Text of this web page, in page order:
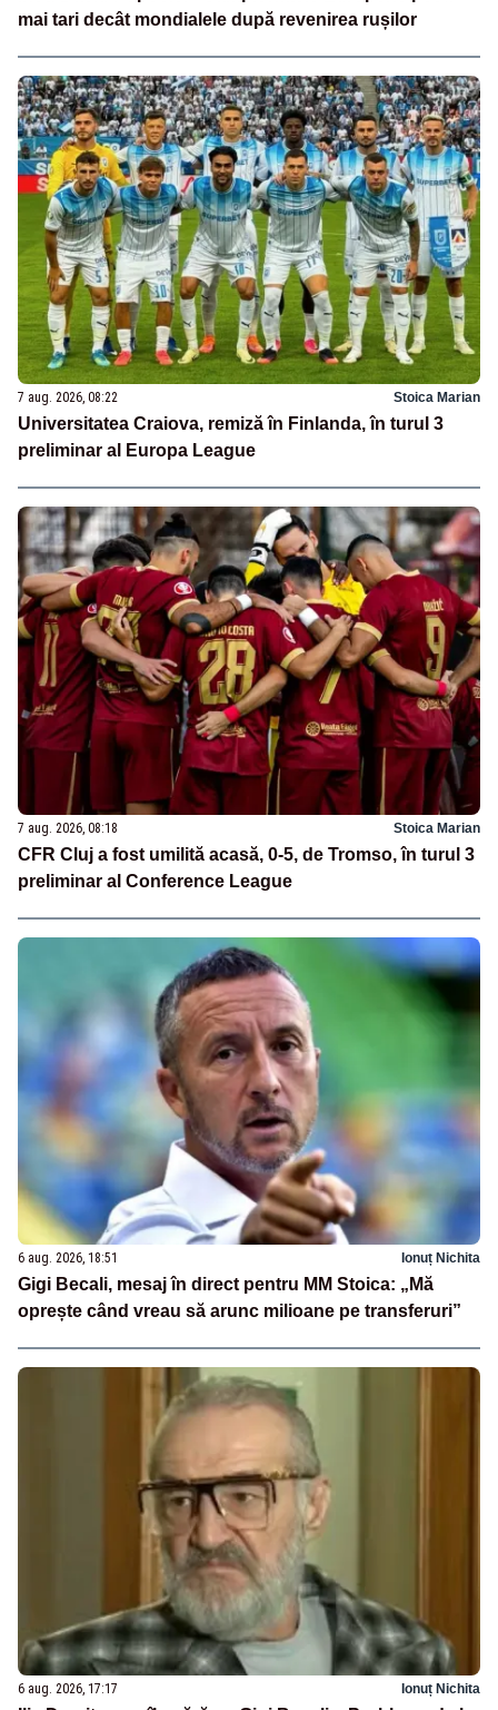
mai tari decât mondialele după revenirea rușilor
7 aug. 2026, 08:22 Stoica Marian
Universitatea Craiova, remiză în Finlanda, în turul 3
preliminar al Europa League
7 aug. 2026, 08:18 Stoica Marian
CFR Cluj a fost umilită acasă, 0-5, de Tromso, în turul 3
preliminar al Conference League
6 aug. 2026, 18:51 Ionuț Nichita
Gigi Becali, mesaj în direct pentru MM Stoica: „Mă
oprește când vreau să arunc milioane pe transferuri”
6 aug. 2026, 17:17 Ionuț Nichita